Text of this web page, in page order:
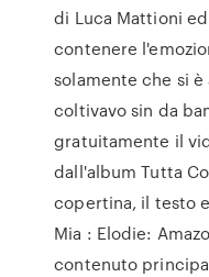
di Luca Mattioni
contenere
solamente che si
coltivavo sin da
gratuitamente il
dall'album Tutta
copertina, il testo
Mia : Elodie:
contenuto